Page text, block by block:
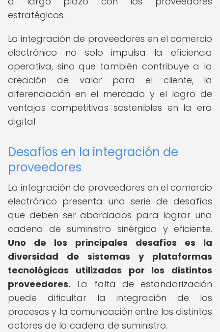
estratégicos.
La integración de proveedores en el comercio
electrónico no solo impulsa la eficiencia
operativa, sino que también contribuye a la
creación de valor para el cliente, la
diferenciación en el mercado y el logro de
ventajas competitivas sostenibles en la era
digital.
Desafíos en la integración de
proveedores
La integración de proveedores en el comercio
electrónico presenta una serie de desafíos
que deben ser abordados para lograr una
cadena de suministro sinérgica y eficiente.
Uno de los principales desafíos es la
diversidad de sistemas y plataformas
tecnológicas utilizadas por los distintos
proveedores. La falta de estandarización
puede dificultar la integración de los
procesos y la comunicación entre los distintos
actores de la cadena de suministro.